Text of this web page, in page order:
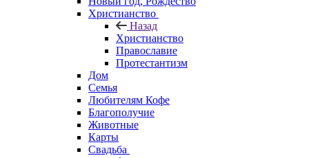
Христианство
Назад
Христианство
Православие
Протестантизм
Дом
Семья
Любителям Кофе
Благополучие
Животные
Карты
Свадьба